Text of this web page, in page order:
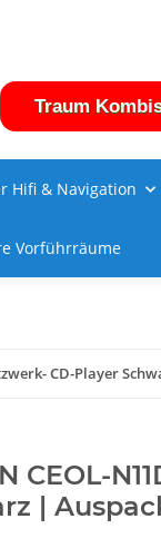
Traum
Hifi & Navigation
Vorführräume
CD-Player
CEOL-
|